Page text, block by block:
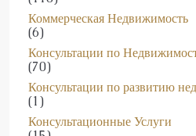
Коммерческая Недвижимость
(6)
Консультации по
(70)
Консультации по развитию
(1)
Консультационные Услуги
(15)